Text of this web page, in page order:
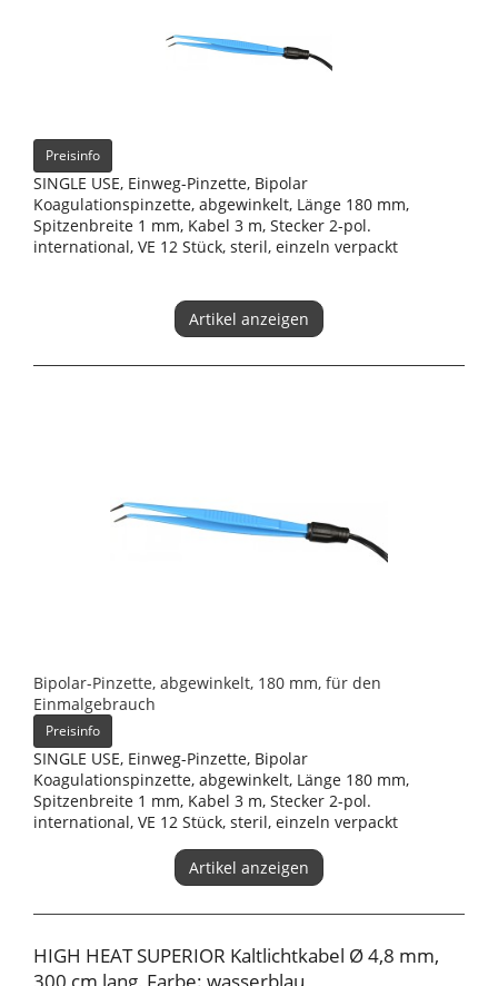
Preisinfo
SINGLE USE, Einweg-Pinzette, Bipolar
Koagulationspinzette, abgewinkelt, Länge 180 mm,
Spitzenbreite 1 mm, Kabel 3 m, Stecker 2-pol.
international, VE 12 Stück, steril, einzeln verpackt
Artikel anzeigen
Bipolar-Pinzette, abgewinkelt, 180 mm, für den
Einmalgebrauch
Preisinfo
SINGLE USE, Einweg-Pinzette, Bipolar
Koagulationspinzette, abgewinkelt, Länge 180 mm,
Spitzenbreite 1 mm, Kabel 3 m, Stecker 2-pol.
international, VE 12 Stück, steril, einzeln verpackt
Artikel anzeigen
HIGH HEAT SUPERIOR Kaltlichtkabel Ø 4,8 mm,